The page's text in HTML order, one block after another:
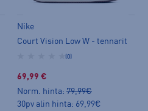
Nike
Court Vision Low W - tennarit
(0)
69,99 €
Norm. hinta: 79,99€
30pv alin hinta: 69,99€